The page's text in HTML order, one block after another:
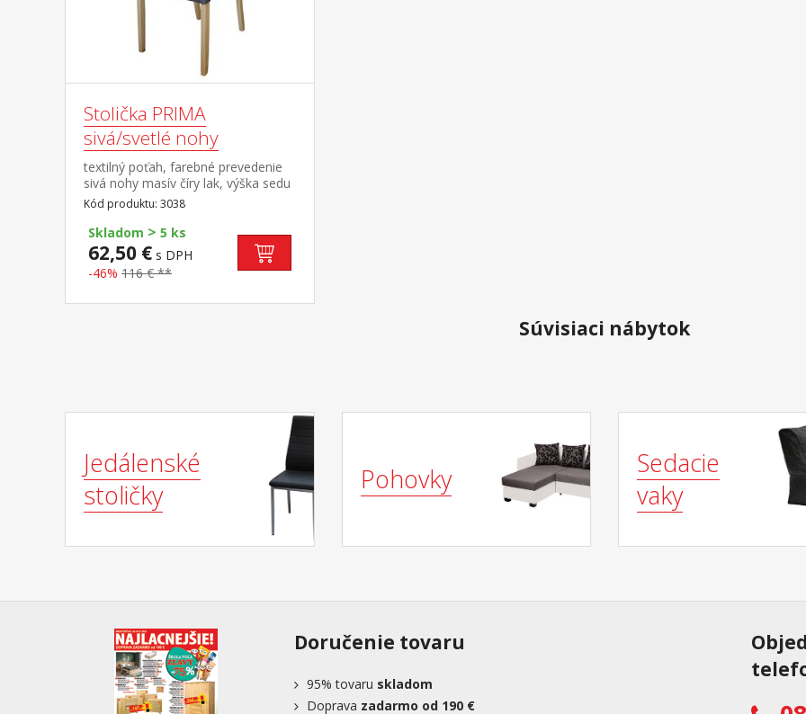
Stolička PRIMA
sivá/svetlé nohy
textilný poťah, farebné prevedenie
sivá nohy masív číry lak, výška sedu
47 cm odporúčaná nosnosť do 120
Kód produktu: 3038
Skladom > 5 ks
62,50 € s DPH
-46% 116 € **
Súvisiaci nábytok
Jedálenské
stoličky
Pohovky
Sedacie
vaky
Doručenie tovaru
95% tovaru skladom
Doprava zadarmo od 190 €